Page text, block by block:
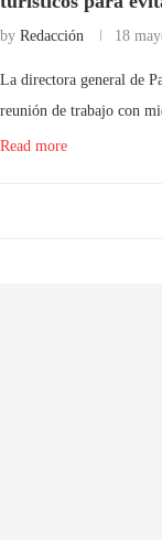
by Redacción 18
La directora general de
reunión de trabajo con
Read more